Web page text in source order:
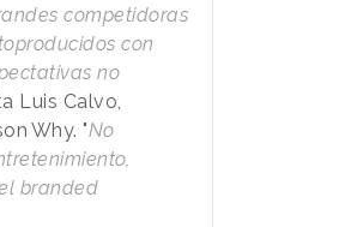
competidoras
con
no
Luis Calvo,
Why. "No
branded